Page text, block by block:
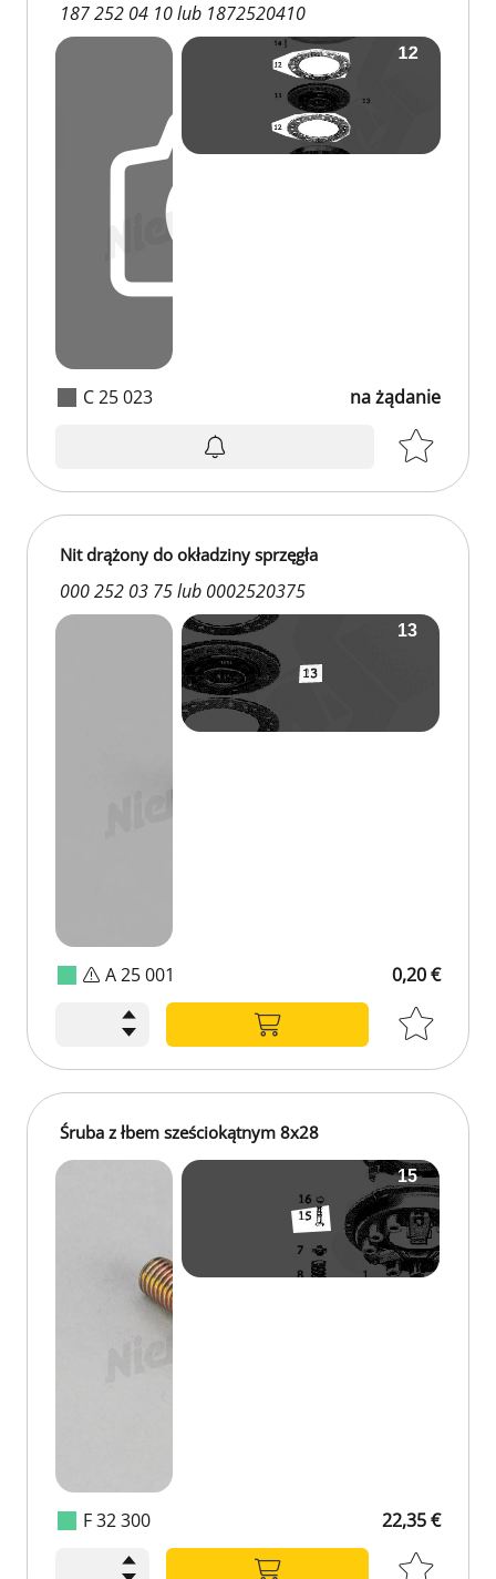
C 25 023
187 252 04 10 lub 1872520410
na żądanie
A 25 001
Nit drążony do okładziny sprzęgła
000 252 03 75 lub 0002520375
0,20 €
F 32 300
Śruba z łbem sześciokątnym 8x28
22,35 €